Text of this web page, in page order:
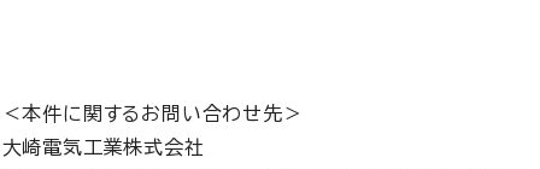
＜本件に関するお問い合わせ先＞
大崎電気工業株式会社